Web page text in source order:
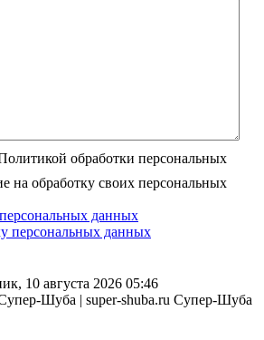
обработки персональных
на обработку своих персональных
данных
персональных данных
10 августа 2026 05:46
Супер-Шуба